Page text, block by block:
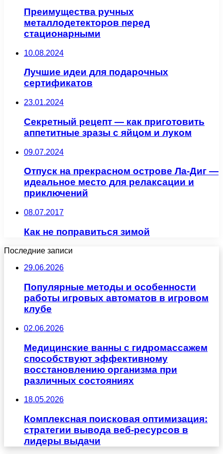
Преимущества ручных
металлодетекторов перед
стационарными
10.08.2024
Лучшие идеи для подарочных
сертификатов
23.01.2024
Секретный рецепт — как приготовить
аппетитные зразы с яйцом и луком
09.07.2024
Отпуск на прекрасном острове Ла-Диг —
идеальное место для релаксации и
приключений
08.07.2017
Как не поправиться зимой
Последние записи
29.06.2026
Популярные методы и особенности
работы игровых автоматов в игровом
клубе
02.06.2026
Медицинские ванны с гидромассажем
способствуют эффективному
восстановлению организма при
различных состояниях
18.05.2026
Комплексная поисковая оптимизация:
стратегии вывода веб-ресурсов в
лидеры выдачи